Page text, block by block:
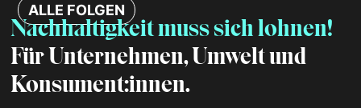
ALLE FOLGEN
Nachhaltigkeit muss sich lohnen!
Für Unternehmen, Umwelt und
Konsument:innen.